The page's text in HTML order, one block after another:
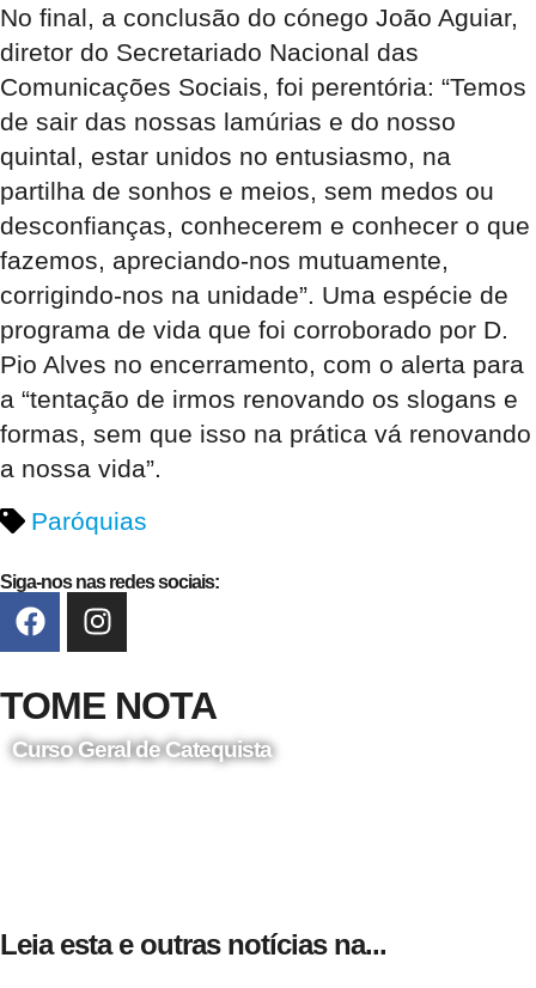
No final, a conclusão do cónego João Aguiar,
diretor do Secretariado Nacional das
Comunicações Sociais, foi perentória: “Temos
de sair das nossas lamúrias e do nosso
quintal, estar unidos no entusiasmo, na
partilha de sonhos e meios, sem medos ou
desconfianças, conhecerem e conhecer o que
fazemos, apreciando-nos mutuamente,
corrigindo-nos na unidade”. Uma espécie de
programa de vida que foi corroborado por D.
Pio Alves no encerramento, com o alerta para
a “tentação de irmos renovando os slogans e
formas, sem que isso na prática vá renovando
a nossa vida”.
Paróquias
Siga-nos nas redes sociais:
TOME NOTA
Curso Geral de Catequista
Leia esta e outras notícias na...